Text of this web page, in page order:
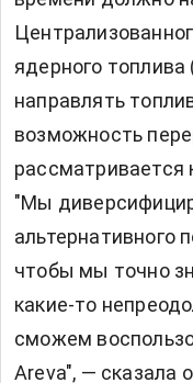
ядерного
направлять
возможность
рассматривается
"Мы
альтернативного
чтобы мы точно
какие-то
сможем
Areva", — сказала